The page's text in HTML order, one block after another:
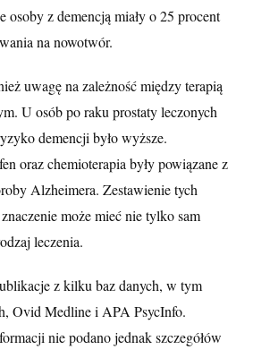
osoby z demencją miały o 25 procent
na nowotwór.
uwagę na zależność między terapią
U osób po raku prostaty leczonych
demencji było wyższe.
oraz chemioterapia były powiązane z
Alzheimera. Zestawienie tych
może mieć nie tylko sam
leczenia.
z kilku baz danych, w tym
Ovid Medline i APA PsycInfo.
nie podano jednak szczegółów